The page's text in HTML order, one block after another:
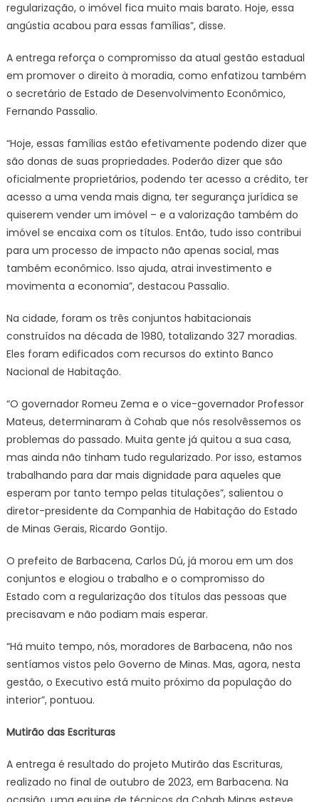
regularização, o imóvel fica muito mais barato. Hoje, essa
angústia acabou para essas famílias”, disse.
A entrega reforça o compromisso da atual gestão estadual
em promover o direito à moradia, como enfatizou também
o secretário de Estado de Desenvolvimento Econômico,
Fernando Passalio.
“Hoje, essas famílias estão efetivamente podendo dizer que
são donas de suas propriedades. Poderão dizer que são
oficialmente proprietários, podendo ter acesso a crédito, ter
acesso a uma venda mais digna, ter segurança jurídica se
quiserem vender um imóvel – e a valorização também do
imóvel se encaixa com os títulos. Então, tudo isso contribui
para um processo de impacto não apenas social, mas
também econômico. Isso ajuda, atrai investimento e
movimenta a economia”, destacou Passalio.
Na cidade, foram os três conjuntos habitacionais
construídos na década de 1980, totalizando 327 moradias.
Eles foram edificados com recursos do extinto Banco
Nacional de Habitação.
“O governador Romeu Zema e o vice-governador Professor
Mateus, determinaram à Cohab que nós resolvêssemos os
problemas do passado. Muita gente já quitou a sua casa,
mas ainda não tinham tudo regularizado. Por isso, estamos
trabalhando para dar mais dignidade para aqueles que
esperam por tanto tempo pelas titulações”, salientou o
diretor-presidente da Companhia de Habitação do Estado
de Minas Gerais, Ricardo Gontijo.
O prefeito de Barbacena, Carlos Dú, já morou em um dos
conjuntos e elogiou o trabalho e o compromisso do
Estado com a regularização dos títulos das pessoas que
precisavam e não podiam mais esperar.
“Há muito tempo, nós, moradores de Barbacena, não nos
sentíamos vistos pelo Governo de Minas. Mas, agora, nesta
gestão, o Executivo está muito próximo da população do
interior”, pontuou.
Mutirão das Escrituras
A entrega é resultado do projeto Mutirão das Escrituras,
realizado no final de outubro de 2023, em Barbacena. Na